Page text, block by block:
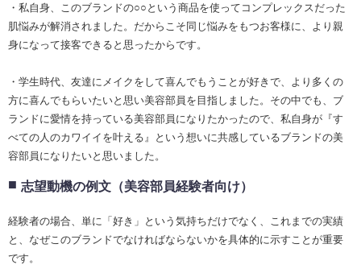
・私自身、このブランドの○○という商品を使ってコンプレックスだった
肌悩みが解消されました。だからこそ同じ悩みをもつお客様に、より親
身になって接客できると思ったからです。
・学生時代、友達にメイクをして喜んでもうことが好きで、より多くの
方に喜んでもらいたいと思い美容部員を目指しました。その中でも、ブ
ランドに愛情を持っている美容部員になりたかったので、私自身が『す
べての人のカワイイを叶える』という想いに共感しているブランドの美
容部員になりたいと思いました。
志望動機の例文（美容部員経験者向け）
経験者の場合、単に「好き」という気持ちだけでなく、これまでの実績
と、なぜこのブランドでなければならないかを具体的に示すことが重要
です。